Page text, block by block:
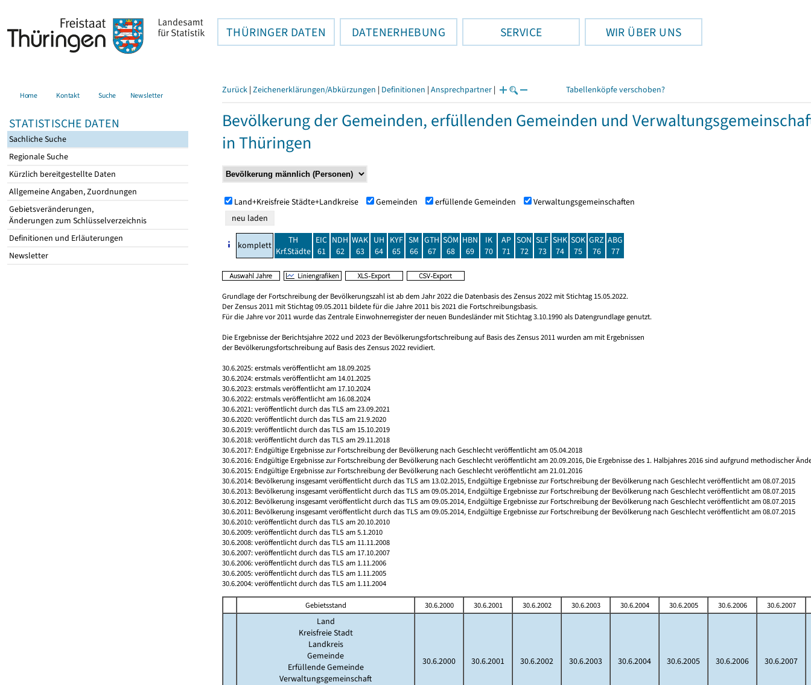
THÜRINGER DATEN DATENERHEBUNG SERVICE WIR ÜBER UNS
Home Kontakt Suche Newsletter
STATISTISCHE DATEN
Sachliche Suche
Regionale Suche
Kürzlich bereitgestellte Daten
Allgemeine Angaben, Zuordnungen
Gebietsveränderungen,
Änderungen zum Schlüsselverzeichnis
Definitionen und Erläuterungen
Newsletter
Zurück | Zeichenerklärungen/Abkürzungen | Definitionen | Ansprechpartner | Tabellenköpfe verschoben?
Bevölkerung der Gemeinden, erfüllenden Gemeinden und
in Thüringen
Land+Kreisfreie Städte+Landkreise Gemeinden erfüllende Gemeinden Verwaltungsgemeinschaften
komplett
TH
Krf.Städte
EIC
61
NDH
62
WAK
63
UH
64
KYF
65
SM
66
GTH
67
SÖM
68
HBN
69
IK
70
AP
71
SON
72
SLF
73
SHK
74
SOK
75
GRZ
76
ABG
77
Grundlage der Fortschreibung der Bevölkerungszahl ist ab dem Jahr 2022 die Datenbasis des Zensus 2022 mit Stichtag 15.05.2022.
Der Zensus 2011 mit Stichtag 09.05.2011 bildete für die Jahre 2011 bis 2021 die Fortschreibungsbasis.
Für die Jahre vor 2011 wurde das Zentrale Einwohnerregister der neuen Bundesländer mit Stichtag 3.10.1990 als Datengrundlage genutzt.
Die Ergebnisse der Berichtsjahre 2022 und 2023 der Bevölkerungsfortschreibung auf Basis des Zensus 2011 wurden am mit Ergebnissen
der Bevölkerungsfortschreibung auf Basis des Zensus 2022 revidiert.
30.6.2025: erstmals veröffentlicht am 18.09.2025
30.6.2024: erstmals veröffentlicht am 14.01.2025
30.6.2023: erstmals veröffentlicht am 17.10.2024
30.6.2022: erstmals veröffentlicht am 16.08.2024
30.6.2021: veröffentlicht durch das TLS am 23.09.2021
30.6.2020: veröffentlicht durch das TLS am 21.9.2020
30.6.2019: veröffentlicht durch das TLS am 15.10.2019
30.6.2018: veröffentlicht durch das TLS am 29.11.2018
30.6.2017: Endgültige Ergebnisse zur Fortschreibung der Bevölkerung nach Geschlecht veröffentlicht am 05.04.2018
30.6.2016: Endgültige Ergebnisse zur Fortschreibung der Bevölkerung nach Geschlecht veröffentlicht am 20.09.2016, Die Ergebnisse des 1. Halbjahres 2016 sind aufgrund methodischer
30.6.2015: Endgültige Ergebnisse zur Fortschreibung der Bevölkerung nach Geschlecht veröffentlicht am 21.01.2016
30.6.2014: Bevölkerung insgesamt veröffentlicht durch das TLS am 13.02.2015, Endgültige Ergebnisse zur Fortschreibung der Bevölkerung nach Geschlecht veröffentlicht am 08.07.2015
30.6.2013: Bevölkerung insgesamt veröffentlicht durch das TLS am 09.05.2014, Endgültige Ergebnisse zur Fortschreibung der Bevölkerung nach Geschlecht veröffentlicht am 08.07.2015
30.6.2012: Bevölkerung insgesamt veröffentlicht durch das TLS am 09.05.2014, Endgültige Ergebnisse zur Fortschreibung der Bevölkerung nach Geschlecht veröffentlicht am 08.07.2015
30.6.2011: Bevölkerung insgesamt veröffentlicht durch das TLS am 09.05.2014, Endgültige Ergebnisse zur Fortschreibung der Bevölkerung nach Geschlecht veröffentlicht am 08.07.2015
30.6.2010: veröffentlicht durch das TLS am 20.10.2010
30.6.2009: veröffentlicht durch das TLS am 5.1.2010
30.6.2008: veröffentlicht durch das TLS am 11.11.2008
30.6.2007: veröffentlicht durch das TLS am 17.10.2007
30.6.2006: veröffentlicht durch das TLS am 1.11.2006
30.6.2005: veröffentlicht durch das TLS am 1.11.2005
30.6.2004: veröffentlicht durch das TLS am 1.11.2004
Gebietsstand 30.6.2000 30.6.2001 30.6.2002 30.6.2003 30.6.2004 30.6.2005 30.6.2006 30.6.2007
Land
Kreisfreie Stadt
Landkreis
Gemeinde
Erfüllende Gemeinde
Verwaltungsgemeinschaft
30.6.2000 30.6.2001 30.6.2002 30.6.2003 30.6.2004 30.6.2005 30.6.2006 30.6.2007